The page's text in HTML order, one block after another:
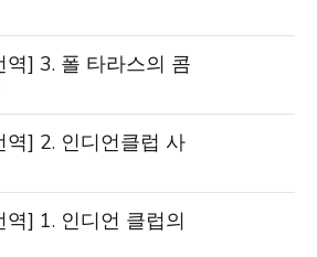
역] 3. 폴 타라스의 콤
역] 2. 인디언클럽 사
역] 1. 인디언 클럽의